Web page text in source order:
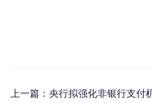
上一篇： 央行拟强化非银行支付